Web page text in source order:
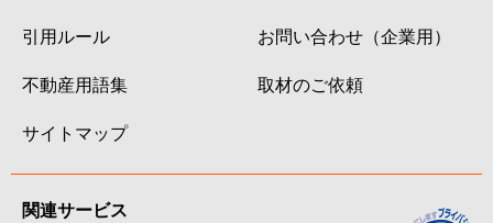
引用ルール
不動産用語集
サイトマップ
お問い合わせ（企業用）
取材のご依頼
関連サービス